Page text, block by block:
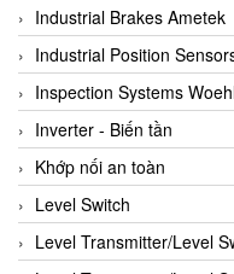
AT2E
ATC Pneumatic
ATEX System
ATI - IA
ATI (Analytical Technology
Atos
Atrax
Industrial Brakes Ametek
Industrial Position
Inspection Systems
Inverter - Biến tần
Khớp nối an toàn
Level Switch
Level Transmitter/Level